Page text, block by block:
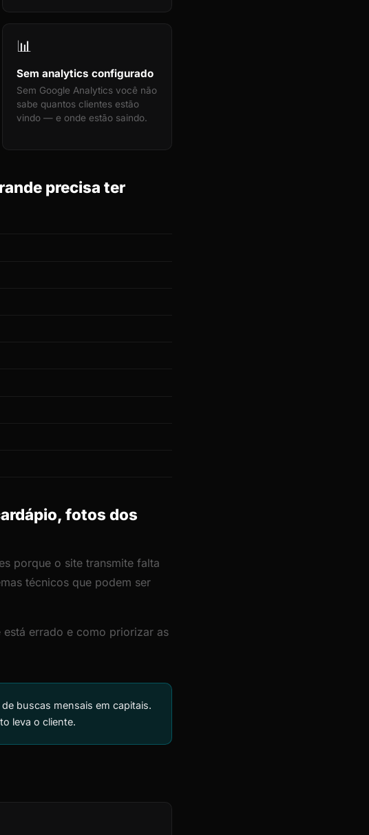
📊
Sem analytics configurado
Sem Google Analytics você não
sabe quantos clientes estão
vindo — e onde estão saindo.
precisa ter
fotos dos
porque o site transmite falta
técnicos que podem ser
errado e como priorizar as
buscas mensais em capitais.
leva o cliente.